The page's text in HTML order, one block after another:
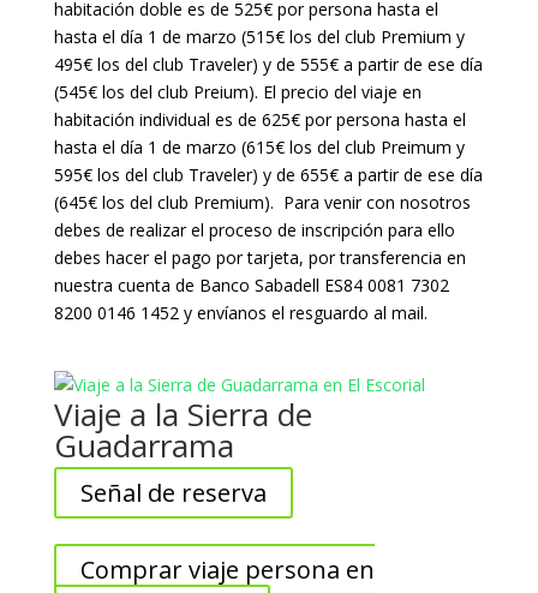
habitación doble es de 525€ por persona hasta el
hasta el día 1 de marzo (515€ los del club Premium y
495€ los del club Traveler) y de 555€ a partir de ese día
(545€ los del club Preium). El precio del viaje en
habitación individual es de 625€ por persona hasta el
hasta el día 1 de marzo (615€ los del club Preimum y
595€ los del club Traveler) y de 655€ a partir de ese día
(645€ los del club Premium). Para venir con nosotros
debes de realizar el proceso de inscripción para ello
debes hacer el pago por tarjeta, por transferencia en
nuestra cuenta de Banco Sabadell ES84 0081 7302
8200 0146 1452 y envíanos el resguardo al mail.
Viaje a la Sierra de
Guadarrama
Señal de reserva
Comprar viaje persona en